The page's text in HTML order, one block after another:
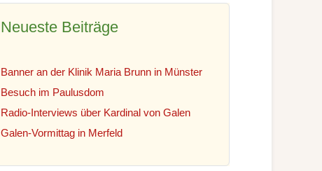
Neueste Beiträge
Banner an der Klinik Maria Brunn in Münster
Besuch im Paulusdom
Radio-Interviews über Kardinal von Galen
Galen-Vormittag in Merfeld